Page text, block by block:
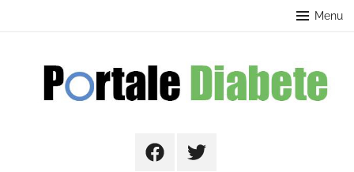
Menu
FacebookTwitter